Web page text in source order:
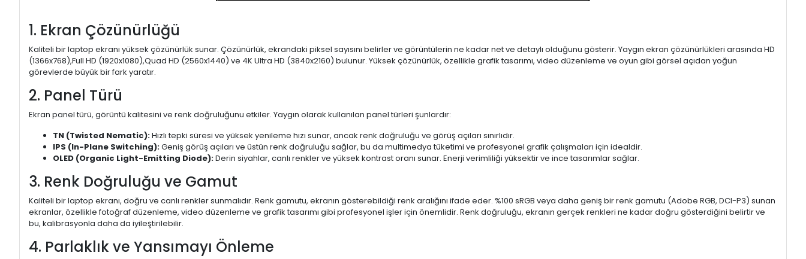
1. Ekran Çözünürlüğü
Kaliteli bir laptop ekranı yüksek çözünürlük sunar. Çözünürlük, ekrandaki piksel sayısını belirler ve görüntülerin ne kadar net ve detaylı olduğunu gösterir. Yaygın ekran çözünürlükleri arasında HD
(1366x768),Full HD (1920x1080),Quad HD (2560x1440) ve 4K Ultra HD (3840x2160) bulunur. Yüksek çözünürlük, özellikle grafik tasarımı, video düzenleme ve oyun gibi görsel açıdan yoğun
görevlerde büyük bir fark yaratır.
2. Panel Türü
Ekran panel türü, görüntü kalitesini ve renk doğruluğunu etkiler. Yaygın olarak kullanılan panel türleri şunlardır:
TN (Twisted Nematic):Hızlı tepki süresi ve yüksek yenileme hızı sunar, ancak renk doğruluğu ve görüş açıları sınırlıdır.
IPS (In-Plane Switching):Geniş görüş açıları ve üstün renk doğruluğu sağlar, bu da multimedya tüketimi ve profesyonel grafik çalışmaları için idealdir.
OLED (Organic Light-Emitting Diode):Derin siyahlar, canlı renkler ve yüksek kontrast oranı sunar. Enerji verimliliği yüksektir ve ince tasarımlar sağlar.
3. Renk Doğruluğu ve Gamut
Kaliteli bir laptop ekranı, doğru ve canlı renkler sunmalıdır. Renk gamutu, ekranın gösterebildiği renk aralığını ifade eder. %100 sRGB veya daha geniş bir renk gamutu (Adobe RGB, DCI-P3) sunan
ekranlar, özellikle fotoğraf düzenleme, video düzenleme ve grafik tasarımı gibi profesyonel işler için önemlidir. Renk doğruluğu, ekranın gerçek renkleri ne kadar doğru gösterdiğini belirtir ve
bu, kalibrasyonla daha da iyileştirilebilir.
4. Parlaklık ve Yansımayı Önleme